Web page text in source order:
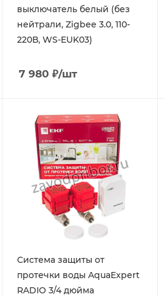
выключатель белый (без
нейтрали, Zigbee 3.0, 110-
220В, WS-EUK03)
7 980 ₽/шт
Система защиты от
протечки воды AquaExpert
RADIO 3/4 дюйма